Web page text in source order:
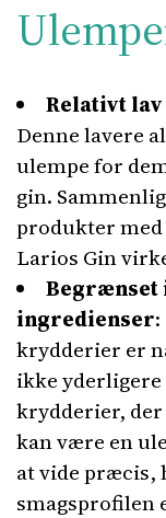
Relativt
Denne lavere
ulempe for
gin.
produkter
Larios Gin
Begrænset
ingredienser
krydderier er
ikke
krydderier, der
kan være en
at vide præcis,
smagsprofilen